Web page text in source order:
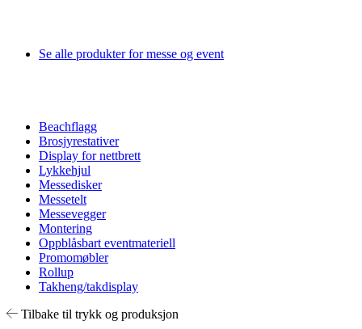
Se alle produkter for messe og event
Beachflagg
Brosjyrestativer
Display for nettbrett
Lykkehjul
Messedisker
Messetelt
Messevegger
Montering
Oppblåsbart eventmateriell
Promomøbler
Rollup
Takheng/takdisplay
Tilbake til trykk og produksjon